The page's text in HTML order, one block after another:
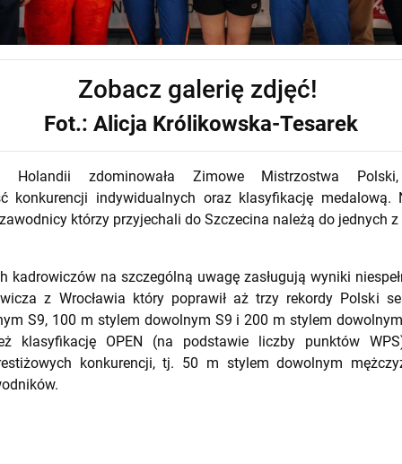
Zobacz galerię zdjęć!
Fot.: Alicja Królikowska-Tesarek
Holandii zdominowała Zimowe Mistrzostwa
konkurencji indywidualnych oraz klasyfikację medalową.
którzy przyjechali do Szczecina należą do jednych
kadrowiczów na szczególną uwagę zasługują wyniki
z Wrocławia który poprawił aż trzy rekordy Polski
S9, 100 m stylem dowolnym S9 i 200 m stylem
klasyfikację OPEN (na podstawie liczby punktów
konkurencji, tj. 50 m stylem dowolnym